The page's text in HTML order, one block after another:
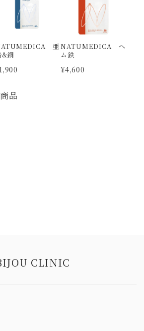
亜
&銅
NATUMEDICA ヘ
ム鉄
¥4,600
品
CLINIC